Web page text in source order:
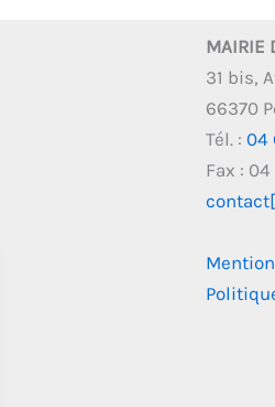
MAIRIE
31 bis,
66370
Tél. : 04
Fax :